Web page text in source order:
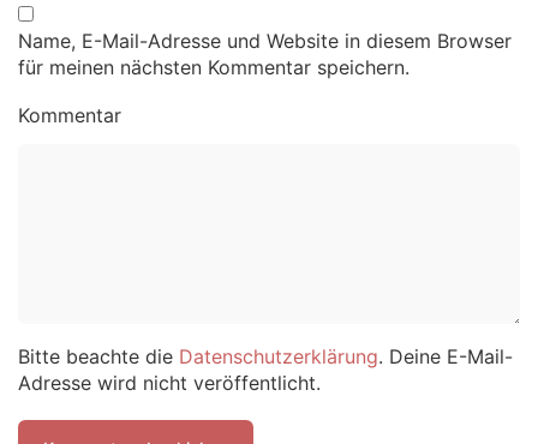
Name, E-Mail-Adresse und Website in diesem Browser
für meinen nächsten Kommentar speichern.
Kommentar
Bitte beachte die Datenschutzerklärung. Deine E-Mail-
Adresse wird nicht veröffentlicht.